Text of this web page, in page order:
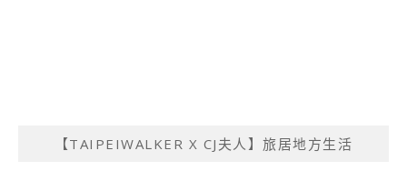
【TAIPEIWALKER X CJ夫人】旅居地方生活